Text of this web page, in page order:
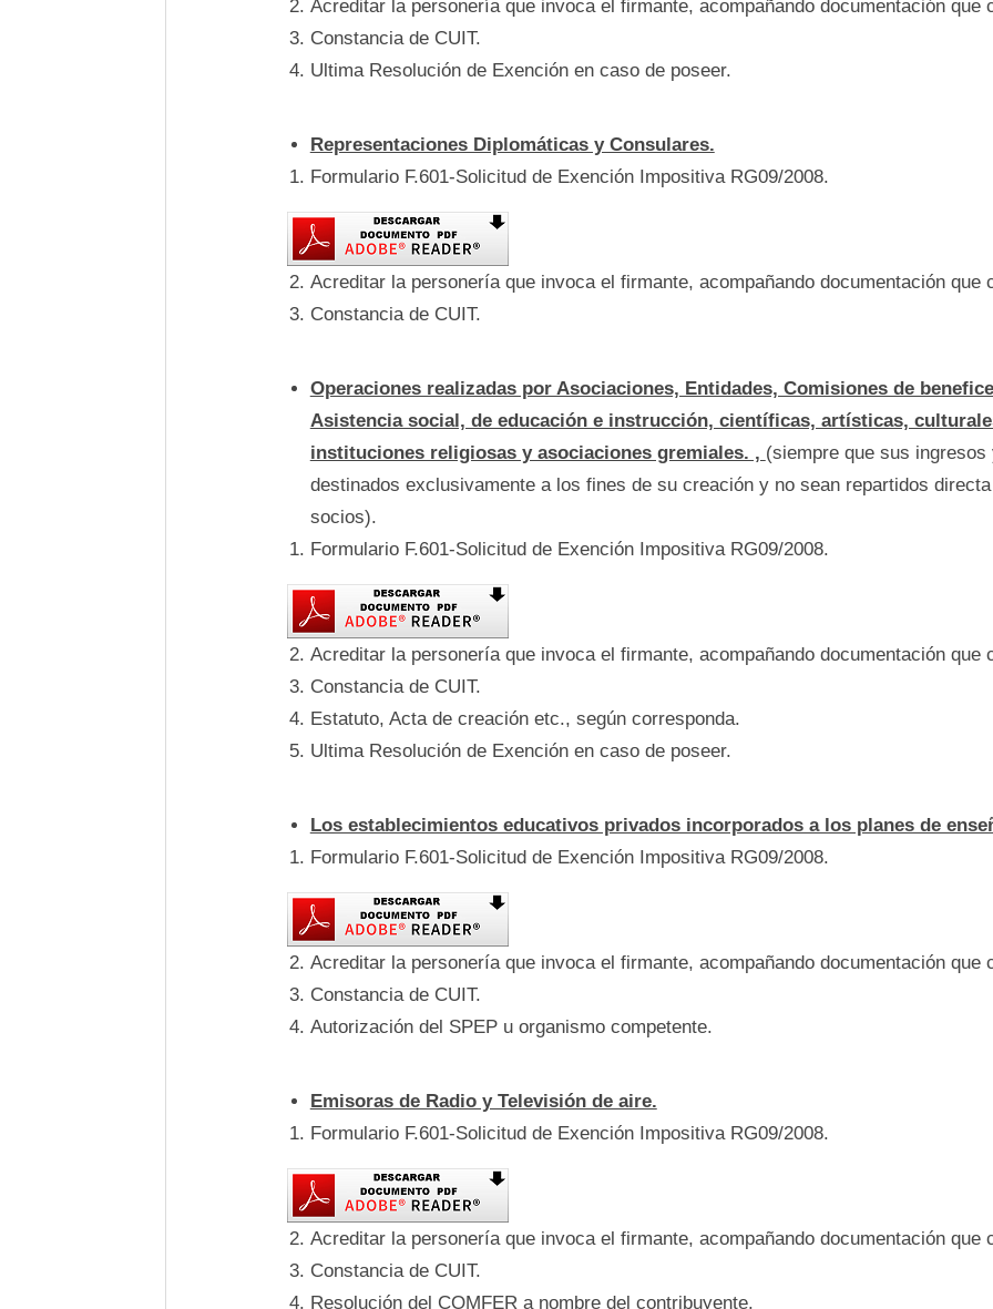
Acreditar la personería que invoca el firmante, acompañando documentación que
Constancia de CUIT.
Ultima Resolución de Exención en caso de poseer.
Representaciones Diplomáticas y Consulares.
Formulario F.601-Solicitud de Exención Impositiva RG09/2008.
Acreditar la personería que invoca el firmante, acompañando documentación que
Constancia de CUIT.
Operaciones realizadas por Asociaciones, Entidades, Comisiones de
Asistencia social, de educación e instrucción, científicas, artísticas,
instituciones religiosas y asociaciones gremiales. , (siempre que sus
destinados exclusivamente a los fines de su creación y no sean repartidos
socios).
Formulario F.601-Solicitud de Exención Impositiva RG09/2008.
Acreditar la personería que invoca el firmante, acompañando documentación que
Constancia de CUIT.
Estatuto, Acta de creación etc., según corresponda.
Ultima Resolución de Exención en caso de poseer.
Los establecimientos educativos privados incorporados a los planes de
Formulario F.601-Solicitud de Exención Impositiva RG09/2008.
Acreditar la personería que invoca el firmante, acompañando documentación que
Constancia de CUIT.
Autorización del SPEP u organismo competente.
Emisoras de Radio y Televisión de aire.
Formulario F.601-Solicitud de Exención Impositiva RG09/2008.
Acreditar la personería que invoca el firmante, acompañando documentación que
Constancia de CUIT.
Resolución del COMFER a nombre del contribuyente.